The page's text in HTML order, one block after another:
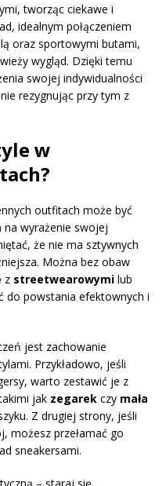
tworząc ciekawe i
idealnym połączeniem
oraz sportowymi butami,
wygląd. Dzięki temu
swojej indywidualności
rezygnując przy tym z
w
outfitach może być
wyrażenie swojej
że nie ma sztywnych
Można bez obaw
z streetwearowymi lub
do powstania efektownych i
jest zachowanie
Przykładowo, jeśli
warto zestawić je z
jak zegarek czy mała
Z drugiej strony, jeśli
możesz przełamać go
sneakersami.